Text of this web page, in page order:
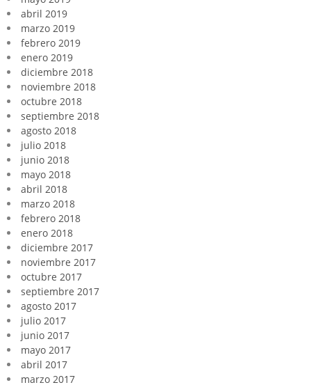
abril 2019
marzo 2019
febrero 2019
enero 2019
diciembre 2018
noviembre 2018
octubre 2018
septiembre 2018
agosto 2018
julio 2018
junio 2018
mayo 2018
abril 2018
marzo 2018
febrero 2018
enero 2018
diciembre 2017
noviembre 2017
octubre 2017
septiembre 2017
agosto 2017
julio 2017
junio 2017
mayo 2017
abril 2017
marzo 2017